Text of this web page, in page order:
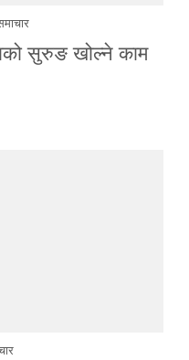
सुरुङ खोल्ने काम